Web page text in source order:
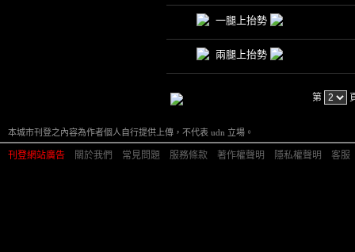
一腿上抬勢
兩腿上抬勢
第
本城市刊登之內容為作者個人自行提供上傳，不代表 udn 立場。
刊登網站廣告 關於我們 常見問題 服務條款 著作權聲明 隱私權聲明 客服